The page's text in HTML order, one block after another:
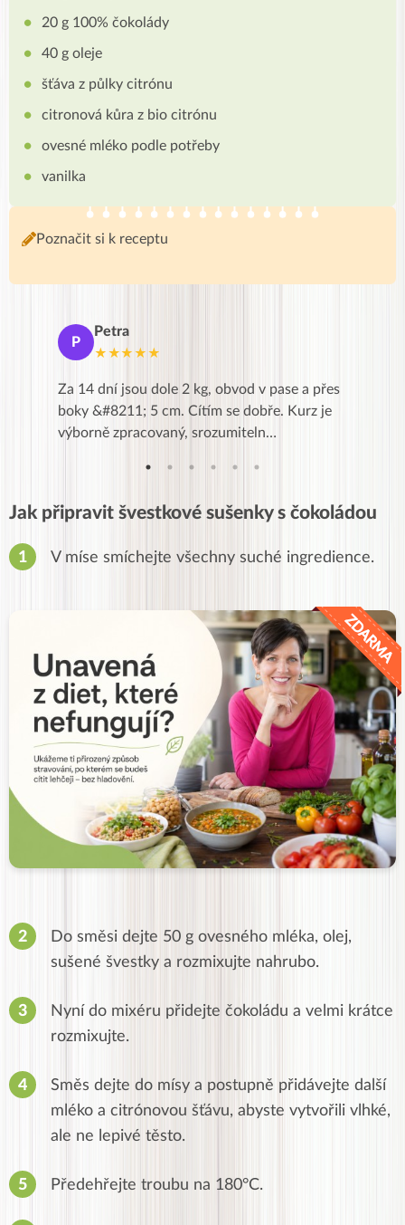
20 g 100% čokolády
40 g oleje
šťáva z půlky citrónu
citronová kůra z bio citrónu
ovesné mléko podle potřeby
vanilka
Poznačit si k receptu
P
Petra
★★★★★
Za 14 dní jsou dole 2 kg, obvod v pase a přes
boky &#8211; 5 cm. Cítím se dobře. Kurz je
výborně zpracovaný, srozumiteln…
Jak připravit švestkové sušenky s čokoládou
V míse smíchejte všechny suché ingredience.
Do směsi dejte 50 g ovesného mléka, olej,
sušené švestky a rozmixujte nahrubo.
Nyní do mixéru přidejte čokoládu a velmi krátce
rozmixujte.
Směs dejte do mísy a postupně přidávejte další
mléko a citrónovou šťávu, abyste vytvořili vlhké,
ale ne lepivé těsto.
Předehřejte troubu na 180°C.